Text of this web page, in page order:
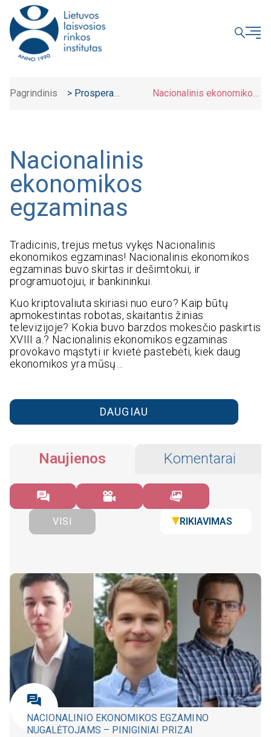
Pagrindinis > Prospera
Nacionalinis ekonomikos
Nacionalinis
ekonomikos
egzaminas
Tradicinis, trejus metus vykęs Nacionalinis
ekonomikos egzaminas! Nacionalinis ekonomikos
egzaminas buvo skirtas ir dešimtokui, ir
programuotojui, ir bankininkui.
Kuo kriptovaliuta skiriasi nuo euro? Kaip būtų
apmokestintas robotas, skaitantis žinias
televizijoje? Kokia buvo barzdos mokesčio paskirtis
XVIII a.? Nacionalinis ekonomikos egzaminas
provokavo mąstyti ir kvietė pastebėti, kiek daug
ekonomikos yra mūsų…
DAUGIAU
Naujienos Komentarai
VISI RIKIAVIMAS
NACIONALINIO EKONOMIKOS EGZAMINO
NUGALĖTOJAMS – PINIGINIAI PRIZAI
UŽDARYTI